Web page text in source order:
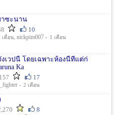
าซะนาน
10
เดือน, nickpim007 - 1 เดือน
งเวปนี้ โดยเฉพาะห้องนี้ที่แต่ก่
คึกคัก Haruna Ka
17
- 2 เดือน
8